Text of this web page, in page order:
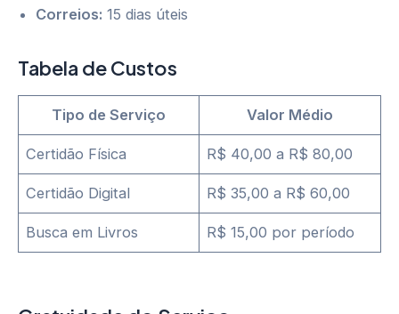
Correios: 15 dias úteis
Tabela de Custos
Tipo de Serviço Valor Médio
Certidão Física R$ 40,00 a R$ 80,00
Certidão Digital R$ 35,00 a R$ 60,00
Busca em Livros R$ 15,00 por período